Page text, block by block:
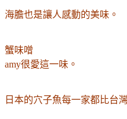
海膽也是讓人感動的美味。
蟹味噌
amy很愛這一味。
日本的穴子魚每一家都比台